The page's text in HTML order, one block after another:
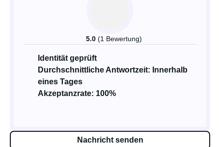
5.0 (1 Bewertung)
Identität geprüft
Durchschnittliche Antwortzeit: Innerhalb
eines Tages
Akzeptanzrate: 100%
Nachricht senden